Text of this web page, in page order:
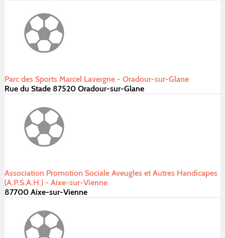
Parc des Sports Marcel Lavergne - Oradour-sur-Glane
Rue du Stade 87520 Oradour-sur-Glane
Association Promotion Sociale Aveugles et Autres Handicapes
(A.P.S.A.H.) - Aixe-sur-Vienne
87700 Aixe-sur-Vienne